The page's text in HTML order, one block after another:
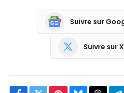
Suivre sur
Suivre sur